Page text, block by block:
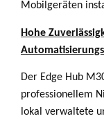
Mobilgeräten
Hohe
Der Edge Hub
professionellem
lokal verwaltete